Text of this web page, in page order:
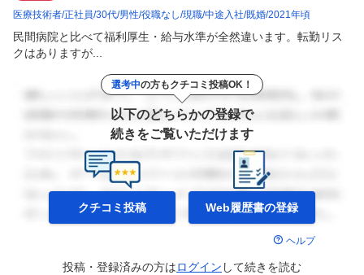
医療技術者 正社員 30代 男性 役職なし 現職 中途入社 既婚 2021年頃
民間病院と比べて福利厚生・給与水準が全然違います。転勤リス
クはありますが...
選考中の方もクチコミ投稿OK！
以下のどちらかの登録で
続きをご覧いただけます
クチコミ投稿 Web履歴書の登録
ヘルプ
投稿・登録済みの方はログイン して続きを読む